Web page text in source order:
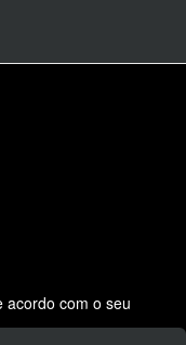
acordo com o seu